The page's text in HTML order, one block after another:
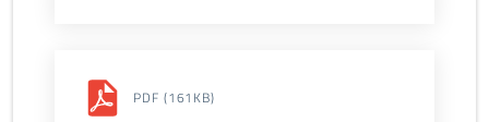
PDF (161KB)